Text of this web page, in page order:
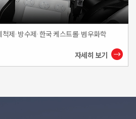
척제 · 방수제 · 한국 케스트롤· 범우화학
자세히 보기